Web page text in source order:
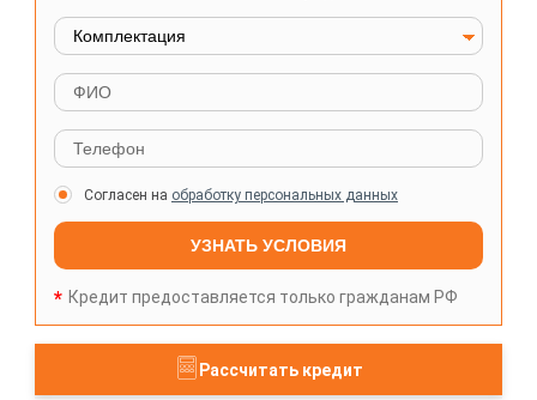
Согласен на обработку персональных данных
УЗНАТЬ УСЛОВИЯ
Кредит предоставляется только гражданам РФ
Рассчитать кредит